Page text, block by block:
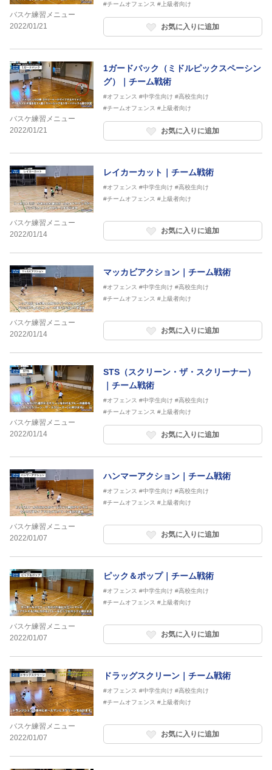
バスケ練習メニュー
2022/01/21
#チームオフェンス #上級者向け
お気に入りに追加
バスケ練習メニュー
2022/01/21
1ガードバック（ミドルピックスペーシン
グ）｜チーム戦術
#オフェンス #中学生向け #高校生向け
#チームオフェンス #上級者向け
お気に入りに追加
バスケ練習メニュー
2022/01/14
レイカーカット｜チーム戦術
#オフェンス #中学生向け #高校生向け
#チームオフェンス #上級者向け
お気に入りに追加
バスケ練習メニュー
2022/01/14
マッカビアクション｜チーム戦術
#オフェンス #中学生向け #高校生向け
#チームオフェンス #上級者向け
お気に入りに追加
バスケ練習メニュー
2022/01/14
STS（スクリーン・ザ・スクリーナー）
｜チーム戦術
#オフェンス #中学生向け #高校生向け
#チームオフェンス #上級者向け
お気に入りに追加
バスケ練習メニュー
2022/01/07
ハンマーアクション｜チーム戦術
#オフェンス #中学生向け #高校生向け
#チームオフェンス #上級者向け
お気に入りに追加
バスケ練習メニュー
2022/01/07
ピック＆ポップ｜チーム戦術
#オフェンス #中学生向け #高校生向け
#チームオフェンス #上級者向け
お気に入りに追加
バスケ練習メニュー
2022/01/07
ドラッグスクリーン｜チーム戦術
#オフェンス #中学生向け #高校生向け
#チームオフェンス #上級者向け
お気に入りに追加